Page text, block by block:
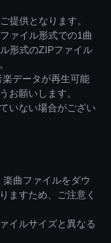
提供となります。
ァイル形式での1曲
形式のZIPファイル
データが再生可能
お願いします。
いない場合がござい
楽曲ファイルをダウ
ますため、ご注意く
イルサイズと異なる